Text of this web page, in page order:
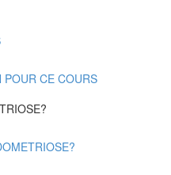
POUR CE COURS